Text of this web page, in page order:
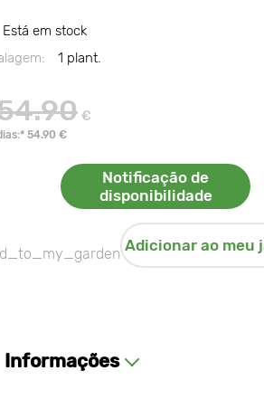
Está em stock
1 plant.
€
54.90 €
Notificação de
disponibilidade
Adicionar ao meu
Informações